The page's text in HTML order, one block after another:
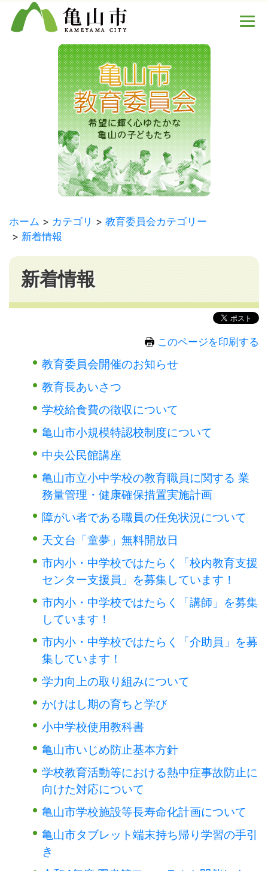
ホーム カテゴリ
教育委員会カテゴリー
新着情報
新着情報
このページを印刷する
教育委員会開催のお知らせ
教育長あいさつ
学校給食費の徴収について
亀山市小規模特認校制度について
中央公民館講座
亀山市立小中学校の教育職員に関する 業
務量管理・健康確保措置実施計画
障がい者である職員の任免状況について
天文台「童夢」無料開放日
市内小・中学校ではたらく「校内教育支援
センター支援員」を募集しています！
市内小・中学校ではたらく「講師」を募集
しています！
市内小・中学校ではたらく「介助員」を募
集しています！
学力向上の取り組みについて
かけはし期の育ちと学び
小中学校使用教科書
亀山市いじめ防止基本方針
学校教育活動等における熱中症事故防止に
向けた対応について
亀山市学校施設等長寿命化計画について
亀山市タブレット端末持ち帰り学習の手引
き